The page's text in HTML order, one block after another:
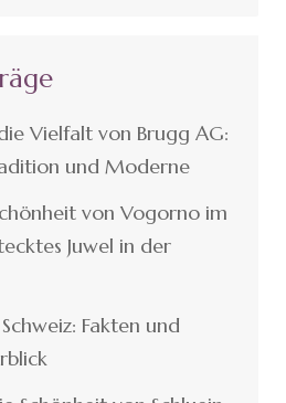
Vielfalt von Brugg AG:
und Moderne
von Vogorno im
Juwel in der
Fakten und